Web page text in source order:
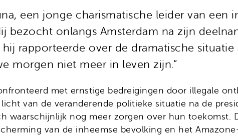
een jonge charismatische leider van een
bezocht onlangs Amsterdam na zijn
rapporteerde over de dramatische situatie
morgen niet meer in leven zijn.”
met ernstige bedreigingen door illegale
van de veranderende politieke situatie na de
waarschijnlijk nog meer zorgen over hun toekomst.
van de inheemse bevolking en het